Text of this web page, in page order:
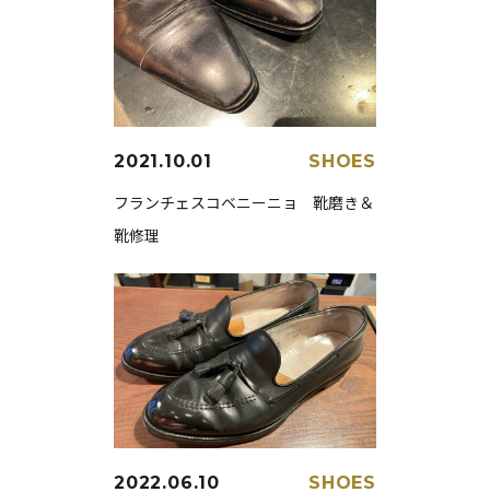
2021.10.01 SHOES
フランチェスコベニーニョ 靴磨き＆
靴修理
2022.06.10 SHOES